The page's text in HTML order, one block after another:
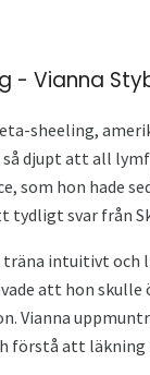
- Vianna
sheeling,
djupt att all
som hon hade
tydligt svar från
träna intuitivt och
att hon
Vianna
förstå att